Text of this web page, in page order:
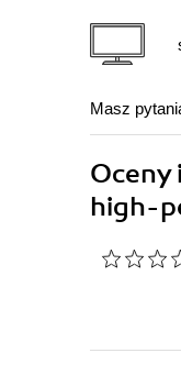
Masz
high-